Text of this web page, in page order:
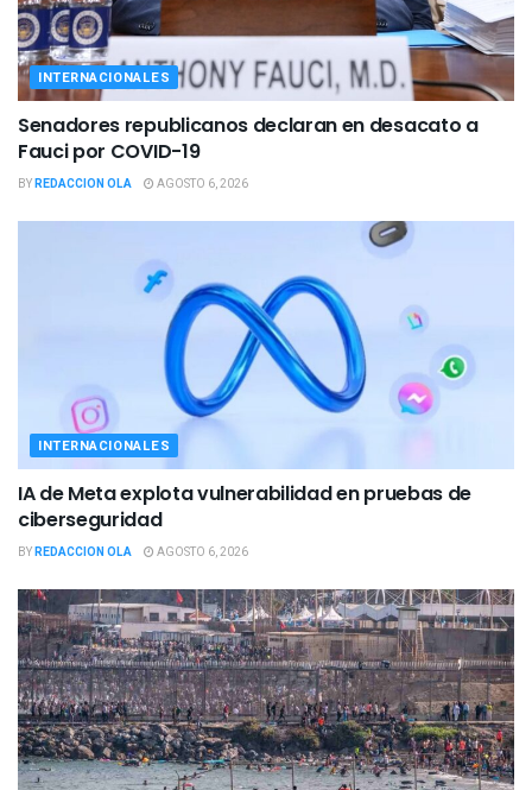
INTERNACIONALES
Senadores republicanos declaran en desacato a
Fauci por COVID-19
BYREDACCION OLA AGOSTO 6, 2026
INTERNACIONALES
IA de Meta explota vulnerabilidad en pruebas de
ciberseguridad
BYREDACCION OLA AGOSTO 6, 2026